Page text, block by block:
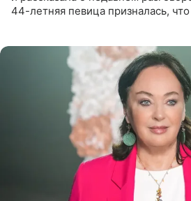
44-летняя певица призналась,